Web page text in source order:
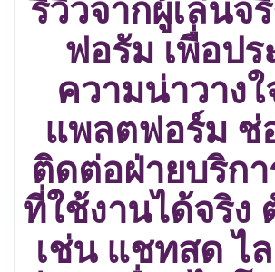
รีวิวจากผู้เล่นจ
ฟอรัม เพื่อปร
ความน่าวาง
แพลตฟอร์ม ช่
ติดต่อฝ่ายบริก
ที่ใช้งานได้จริง
เช่น แชทสด ไ